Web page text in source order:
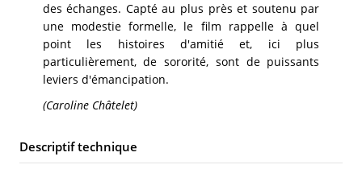
des échanges. Capté au plus près et soutenu par
une modestie formelle, le film rappelle à quel
point les histoires d'amitié et, ici plus
particulièrement, de sororité, sont de puissants
leviers d'émancipation.
(Caroline Châtelet)
Descriptif technique